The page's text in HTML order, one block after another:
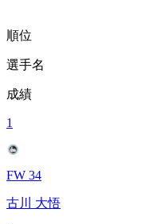
順位
選手名
成績
1
FW 34
古川 大悟